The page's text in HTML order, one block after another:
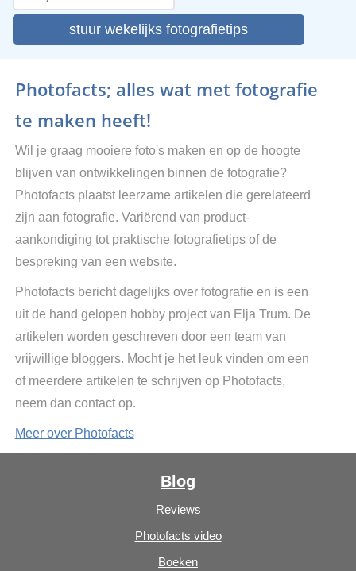
stuur wekelijks fotografietips
Photofacts; alles wat met fotografie
te maken heeft!
Wil je graag mooiere foto's maken en op de hoogte
blijven van ontwikkelingen binnen de fotografie?
Photofacts plaatst leerzame artikelen die gerelateerd
zijn aan fotografie. Variërend van product-
aankondiging tot praktische fotografietips of de
bespreking van een website.
Photofacts bericht dagelijks over fotografie en is een
uit de hand gelopen hobby project van Elja Trum. De
artikelen worden geschreven door een team van
vrijwillige bloggers. Mocht je het leuk vinden om een
of meerdere artikelen te schrijven op Photofacts,
neem dan contact op.
Meer over Photofacts
Blog
Reviews
Photofacts video
Boeken